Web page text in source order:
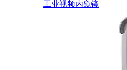
工业视频内窥镜